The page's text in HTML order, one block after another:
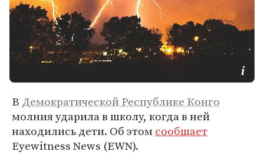
В Демократической Республике Конго
молния ударила в школу, когда в ней
находились дети. Об этомсообщает
Eyewitness News (EWN).